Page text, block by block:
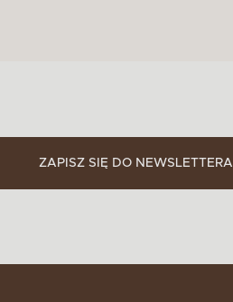
ZAPISZ SIĘ DO NEWSLETTERA